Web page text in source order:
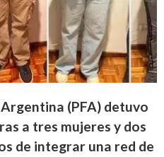
(PFA) detuvo
a tres mujeres y dos
de integrar una red de